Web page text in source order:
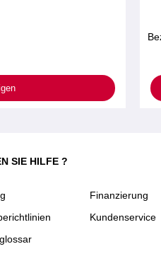
SIE HILFE ?
Finanzierung
Kundenservice